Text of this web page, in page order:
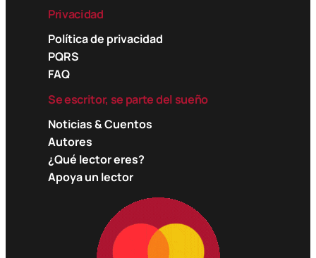
Privacidad
Política de privacidad
PQRS
FAQ
Se escritor, se parte del sueño
Noticias & Cuentos
Autores
¿Qué lector eres?
Apoya un lector